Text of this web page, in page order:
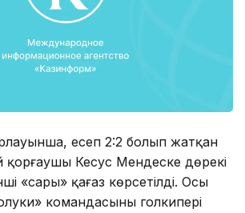
есеп 2:2 болып жатқан
қорғаушы Кесус Мендеске дөрекі
«сары» қағаз көрсетілді. Осы
командасының голкипері